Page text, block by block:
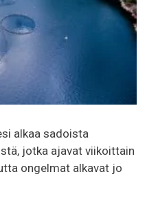
alkaa sadoista
jotka ajavat viikoittain
ongelmat alkavat jo